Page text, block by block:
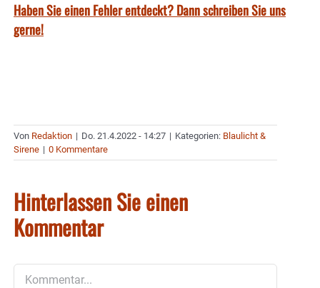
Haben Sie einen Fehler entdeckt? Dann schreiben Sie uns
gerne!
Von Redaktion | Do. 21.4.2022 - 14:27 | Kategorien: Blaulicht &
Sirene | 0 Kommentare
Hinterlassen Sie einen
Kommentar